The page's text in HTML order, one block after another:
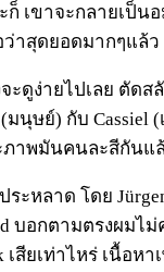
เขาจะกลายเป็น
าสุดยอดมากๆแล้ว
ะดูง่ายไปเลย ตัดส
มนุษย์) กับ Cassiel
ภาพมันคนละสีกันแ
ระหลาด โดย
บอกตามตรงผมไ
เสียเท่าไหร่ เนื้อหา